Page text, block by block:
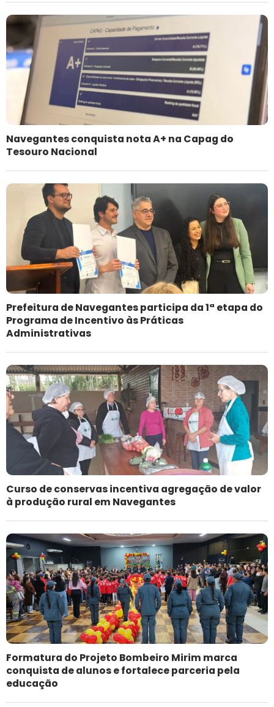
Navegantes conquista nota A+ na Capag do
Tesouro Nacional
Prefeitura de Navegantes participa da 1ª etapa do
Programa de Incentivo às Práticas
Administrativas
Curso de conservas incentiva agregação de valor
à produção rural em Navegantes
Formatura do Projeto Bombeiro Mirim marca
conquista de alunos e fortalece parceria pela
educação